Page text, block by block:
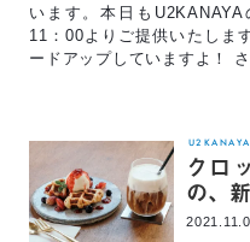
います。本日も
11：00よりご提供いたしま
ードアップしていますよ！
U2KANAYA
クロ
の、